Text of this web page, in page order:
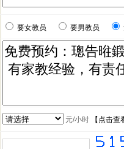
要女教员 要男教员
元/小时【 点击查